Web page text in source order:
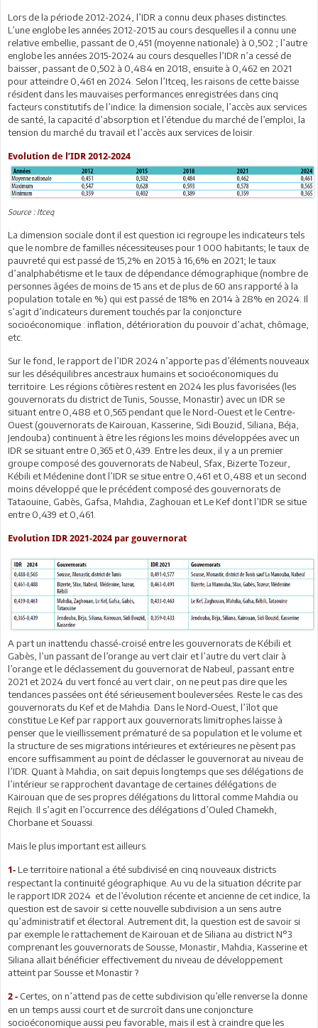
Lors de la période 2012-2024, l’IDR a connu deux phases distinctes.
L’une englobe les années 2012-2015 au cours desquelles il a connu une
relative embellie, passant de 0,451 (moyenne nationale) à 0,502 ; l’autre
englobe les années 2015-2024 au cours desquelles l’IDR n’a cessé de
baisser, passant de 0,502 à 0,484 en 2018, ensuite à 0,462 en 2021
pour atteindre 0,461 en 2024. Selon l’Itceq, les raisons de cette baisse
résident dans les mauvaises performances enregistrées dans cinq
facteurs constitutifs de l’indice: la dimension sociale, l’accès aux services
de santé, la capacité d’absorption et l’étendue du marché de l’emploi, la
tension du marché du travail et l’accès aux services de loisir.
Evolution de l’IDR 2012-2024
Source : Itceq
La dimension sociale dont il est question ici regroupe les indicateurs tels
que le nombre de familles nécessiteuses pour 1 000 habitants; le taux de
pauvreté qui est passé de 15,2% en 2015 à 16,6% en 2021; le taux
d’analphabétisme et le taux de dépendance démographique (nombre de
personnes âgées de moins de 15 ans et de plus de 60 ans rapporté à la
population totale en %) qui est passé de 18% en 2014 à 28% en 2024. Il
s’agit d’indicateurs durement touchés par la conjoncture
socioéconomique : inflation, détérioration du pouvoir d’achat, chômage,
etc.
Sur le fond, le rapport de l’IDR 2024 n’apporte pas d’éléments nouveaux
sur les déséquilibres ancestraux humains et socioéconomiques du
territoire. Les régions côtières restent en 2024 les plus favorisées (les
gouvernorats du district de Tunis, Sousse, Monastir) avec un IDR se
situant entre 0,488 et 0,565 pendant que le Nord-Ouest et le Centre-
Ouest (gouvernorats de Kairouan, Kasserine, Sidi Bouzid, Siliana, Béja,
Jendouba) continuent à être les régions les moins développées avec un
IDR se situant entre 0,365 et 0,439. Entre les deux, il y a un premier
groupe composé des gouvernorats de Nabeul, Sfax, Bizerte Tozeur,
Kébili et Médenine dont l’IDR se situe entre 0,461 et 0,488 et un second
moins développé que le précédent composé des gouvernorats de
Tataouine, Gabès, Gafsa, Mahdia, Zaghouan et Le Kef dont l’IDR se situe
entre 0,439 et 0,461.
Evolution IDR 2021-2024 par gouvernorat
A part un inattendu chassé-croisé entre les gouvernorats de Kébili et
Gabès, l’un passant de l’orange au vert clair et l’autre du vert clair à
l’orange et le déclassement du gouvernorat de Nabeul, passant entre
2021 et 2024 du vert foncé au vert clair, on ne peut pas dire que les
tendances passées ont été sérieusement bouleversées. Reste le cas des
gouvernorats du Kef et de Mahdia. Dans le Nord-Ouest, l’îlot que
constitue Le Kef par rapport aux gouvernorats limitrophes laisse à
penser que le vieillissement prématuré de sa population et le volume et
la structure de ses migrations intérieures et extérieures ne pèsent pas
encore suffisamment au point de déclasser le gouvernorat au niveau de
l’IDR. Quant à Mahdia, on sait depuis longtemps que ses délégations de
l’intérieur se rapprochent davantage de certaines délégations de
Kairouan que de ses propres délégations du littoral comme Mahdia ou
Rejich. Il s’agit en l’occurrence des délégations d’Ouled Chamekh,
Chorbane et Souassi.
Mais le plus important est ailleurs.
1- Le territoire national a été subdivisé en cinq nouveaux districts
respectant la continuité géographique. Au vu de la situation décrite par
le rapport IDR 2024 et de l’évolution récente et ancienne de cet indice, la
question est de savoir si cette nouvelle subdivision a un sens autre
qu’administratif et électoral. Autrement dit, la question est de savoir si
par exemple le rattachement de Kairouan et de Siliana au district N°3
comprenant les gouvernorats de Sousse, Monastir, Mahdia, Kasserine et
Siliana allait bénéficier effectivement du niveau de développement
atteint par Sousse et Monastir ?
2 - Certes, on n’attend pas de cette subdivision qu’elle renverse la donne
en un temps aussi court et de surcroît dans une conjoncture
socioéconomique aussi peu favorable, mais il est à craindre que les